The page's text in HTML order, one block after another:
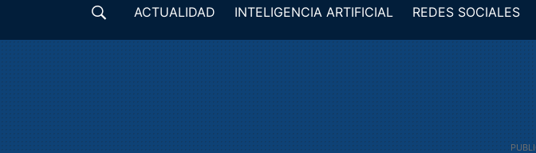
ACTUALIDAD INTELIGENCIA ARTIFICIAL REDES SOCIALES